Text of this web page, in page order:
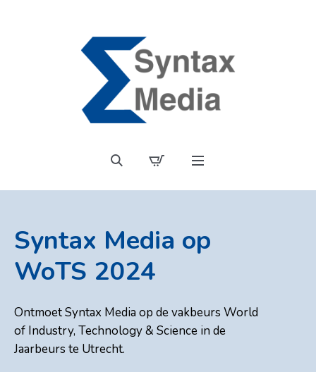
Syntax Media op
WoTS 2024
Ontmoet Syntax Media op de vakbeurs World
of Industry, Technology & Science in de
Jaarbeurs te Utrecht.